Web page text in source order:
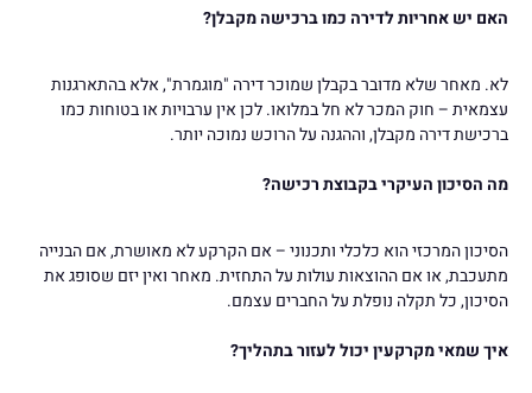
האם יש אחריות לדירה כמו ברכישה מקבלן?
לא. מאחר שלא מדובר בקבלן שמוכר דירה "מוגמרת", אלא בהתארגנות
עצמאית – חוק המכר לא חל במלואו. לכן אין ערבויות או בטוחות כמו
ברכישת דירה מקבלן, וההגנה על הרוכש נמוכה יותר.
מה הסיכון העיקרי בקבוצת רכישה?
הסיכון המרכזי הוא כלכלי ותכנוני – אם הקרקע לא מאושרת, אם הבנייה
מתעכבת, או אם ההוצאות עולות על התחזית. מאחר ואין יזם שסופג את
הסיכון, כל תקלה נופלת על החברים עצמם.
איך שמאי מקרקעין יכול לעזור בתהליך?